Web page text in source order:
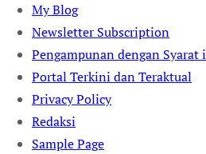
My Blog
Newsletter Subscription
Pengampunan dengan
Portal Terkini dan Teraktual
Privacy Policy
Redaksi
Sample Page